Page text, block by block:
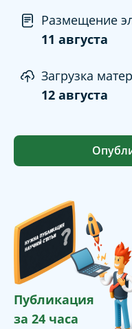
Размещение
11 августа
Загрузка
12 августа
Публикация
за 24 часа